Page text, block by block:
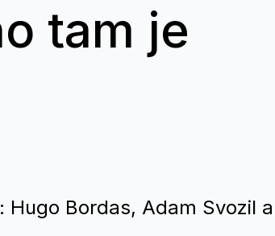
tam je
Hugo Bordas, Adam Svozil